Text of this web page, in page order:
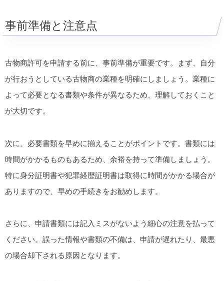
事前準備と注意点
古物商許可を申請する前に、事前準備が重要です。まず、自分
が行おうとしている古物商の業種を明確にしましょう。業種に
よって必要となる書類や条件が異なるため、理解しておくこと
が大切です。
次に、必要書類を早めに揃えることがポイントです。書類には
時間がかかるものもあるため、余裕を持って準備しましょう。
特に身分証明書や犯罪経歴証明書は取得に時間がかかる場合が
ありますので、早めの手続きをお勧めします。
さらに、申請書類には記入ミスがないよう細心の注意を払って
ください。誤った情報や書類の不備は、申請が遅れたり、最悪
の場合却下される原因となります。